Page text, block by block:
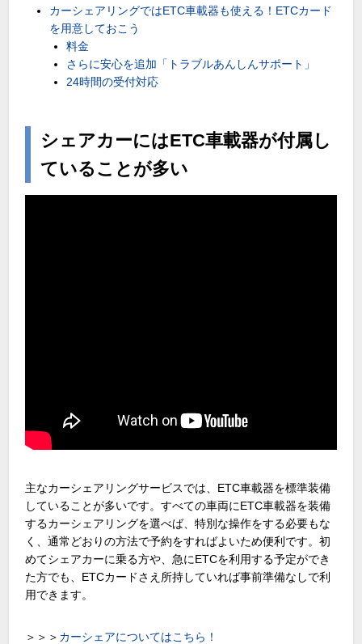
カーシェアリングではETC車載器も使える！ETCカード
を用意しておこう
料金
さらに安心を追加「トラブルあんしんサポート」
24時間の受付対応
シェアカーにはETC車載器が付属し
ていることが多い
主なカーシェアリングサービスでは、ETC車載器を標準装備
していることが多いです。すべての車両にETC車載器を装備
するカーシェアリングを選べば、特別な操作をする必要もな
く、通常どおりの方法で予約をすればよいため便利です。初
めてシェアカーに乗る方や、急にETCを利用する予定ができ
た方でも、ETCカードさえ所持していれば事前準備なしで利
用できます。
＞＞＞ カーシェアについてはこちら！